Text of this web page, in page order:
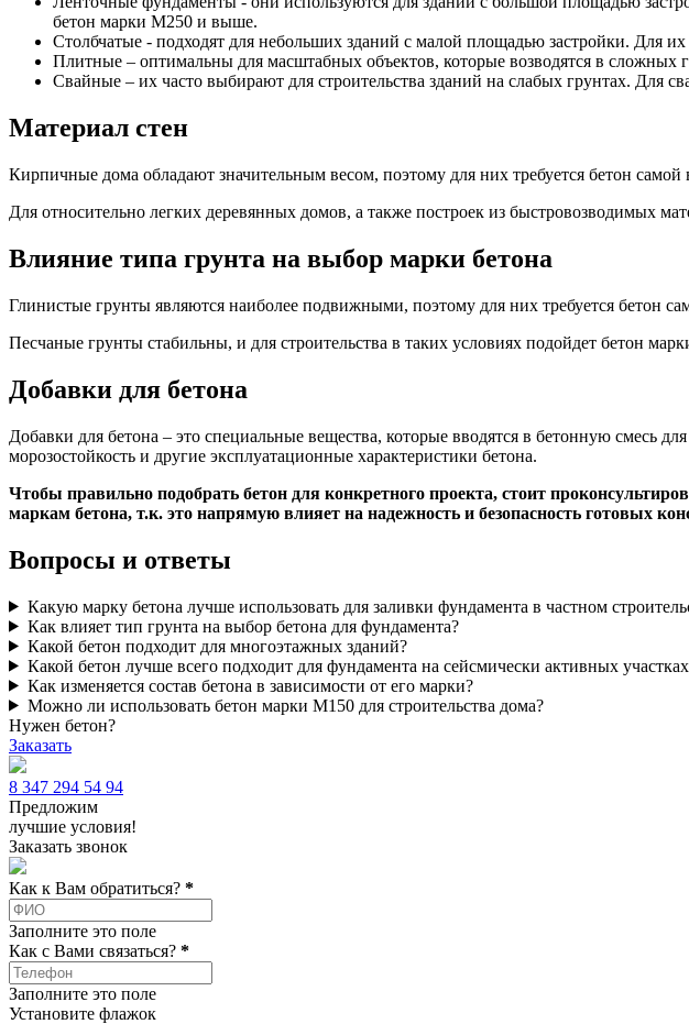
бетон марки М250 и выше.
Столбчатые - подходят для небольших зданий с малой площадью застройки. Для
Плитные – оптимальны для масштабных объектов, которые возводятся в
Свайные – их часто выбирают для строительства зданий на слабых грунтах. Для
Материал стен
Кирпичные дома обладают значительным весом, поэтому для них требуется бетон
Для относительно легких деревянных домов, а также построек из быстровозводимых
Влияние типа грунта на выбор марки бетона
Глинистые грунты являются наиболее подвижными, поэтому для них требуется бетон
Песчаные грунты стабильны, и для строительства в таких условиях подойдет бетон
Добавки для бетона
Добавки для бетона – это специальные вещества, которые вводятся в бетонную смесь
морозостойкость и другие эксплуатационные характеристики бетона.
Чтобы правильно подобрать бетон для конкретного проекта, стоит
маркам бетона, т.к. это напрямую влияет на надежность и безопасность готовых
Вопросы и ответы
Какую марку бетона лучше использовать для заливки фундамента в частном
Как влияет тип грунта на выбор бетона для фундамента?
Какой бетон подходит для многоэтажных зданий?
Какой бетон лучше всего подходит для фундамента на сейсмически активных
Как изменяется состав бетона в зависимости от его марки?
Можно ли использовать бетон марки М150 для строительства дома?
Нужен бетон?
Заказать
8 347 294 54 94
Предложим
лучшие условия!
Заказать звонок
Как к Вам обратиться? *
Заполните это поле
Как c Вами связаться? *
Заполните это поле
Установите флажок